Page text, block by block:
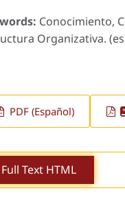
Conocimiento,
Organizativa.
PDF (Español)
Full Text HTML